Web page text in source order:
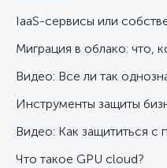
IaaS-сервисы или
Миграция в облако: что,
Видео: Все ли так
Инструменты защиты
Видео: Как защититься
Что такое GPU cloud?